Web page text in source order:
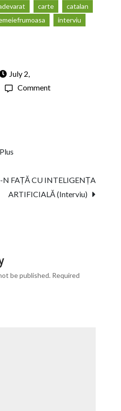
carte
catalan
interviu
July 2,
Commenton
33
cu
FAȚĂ CU INTELIGENȚA
ARTIFICIALĂ (Interviu)
be published. Required